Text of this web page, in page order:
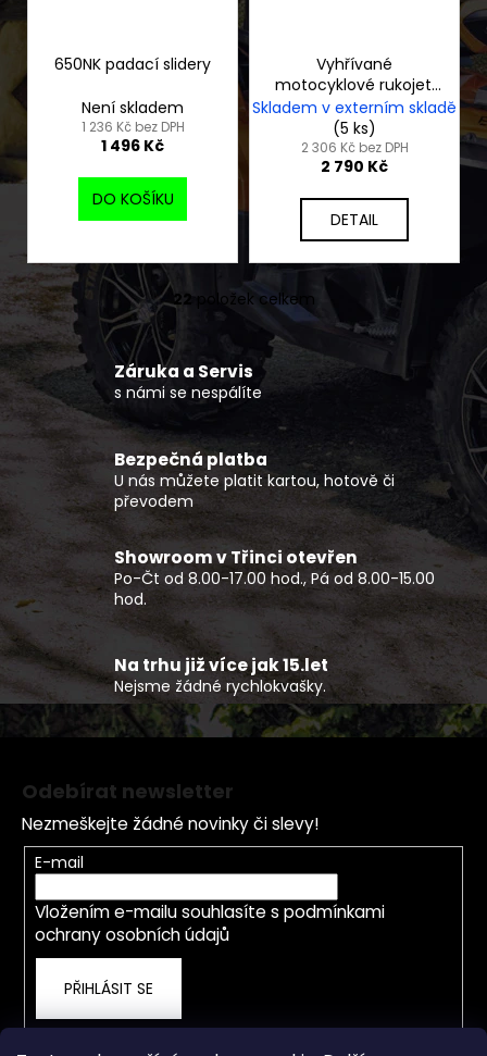
650NK padací slidery
Není skladem
1 236 Kč bez DPH
1 496 Kč
DO KOŠÍKU
Vyhřívané
motocyklové rukojeti
KOSO HG-13
Skladem v externím skladě
(5 ks)
2 306 Kč bez DPH
2 790 Kč
DETAIL
O
l
á
d
c
í
v
k
y
p
i
s
u
22 položek celkem
Záruka a Servis
s námi se nespálíte
Bezpečná platba
U nás můžete platit kartou, hotově či
převodem
Showroom v Třinci otevřen
Po-Čt od 8.00-17.00 hod., Pá od 8.00-15.00
hod.
Na trhu již více jak 15.let
Nejsme žádné rychlokvašky.
Odebírat newsletter
Nezmeškejte žádné novinky či slevy!
E-mail
Vložením e-mailu souhlasíte s podmínkami
ochrany osobních údajů
PŘIHLÁSIT SE